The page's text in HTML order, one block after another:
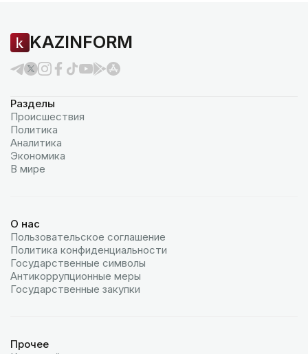
KAZINFORM
Разделы
Происшествия
Политика
Аналитика
Экономика
В мире
О нас
Пользовательское соглашение
Политика конфиденциальности
Государственные символы
Антикоррупционные меры
Государственные закупки
Прочее